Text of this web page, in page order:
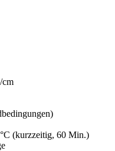
cm
(kurzzeitig, 60 Min.)